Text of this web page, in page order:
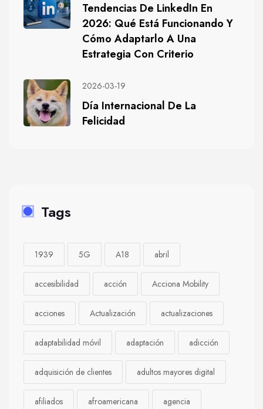
Tendencias De LinkedIn En
2026: Qué Está Funcionando Y
Cómo Adaptarlo A Una
Estrategia Con Criterio
2026-03-19
Día Internacional De La
Felicidad
Tags
1939 5G A18 abril
accesibilidad acción Acciona Mobility
acciones Actualización actualizaciones
adaptabilidad móvil adaptación adicción
adquisición de clientes adultos mayores digital
afiliados afroamericana agencia